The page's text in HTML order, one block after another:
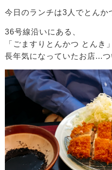
今日のランチは3人でとんか
36号線沿いにある、
「ごますりとんかつ とんき
長年気になっていたお店...